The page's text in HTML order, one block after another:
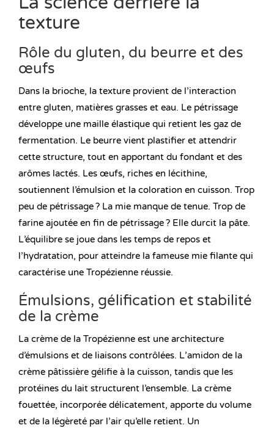
texture
Rôle du gluten, du beurre et des
œufs
Dans la brioche, la texture provient de l’interaction
entre gluten, matières grasses et eau. Le pétrissage
développe une maille élastique qui retient les gaz de
fermentation. Le beurre vient plastifier et attendrir
cette structure, tout en apportant du fondant et des
arômes lactés. Les œufs, riches en lécithine,
soutiennent l’émulsion et la coloration en cuisson. Trop
peu de pétrissage ? La mie manque de tenue. Trop de
farine ajoutée en fin de pétrissage ? Elle durcit la pâte.
L’équilibre se joue dans les temps de repos et
l’hydratation, pour atteindre la fameuse mie filante qui
caractérise une Tropézienne réussie.
Émulsions, gélification et stabilité
de la crème
La crème de la Tropézienne est une architecture
d’émulsions et de liaisons contrôlées. L’amidon de la
crème pâtissière gélifie à la cuisson, tandis que les
protéines du lait structurent l’ensemble. La crème
fouettée, incorporée délicatement, apporte du volume
et de la légèreté par l’air qu’elle retient. Un